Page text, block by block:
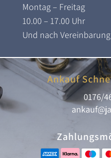
Montag – Freitag
10.00 – 17.00 Uhr
Und nach
Ankauf
0176/